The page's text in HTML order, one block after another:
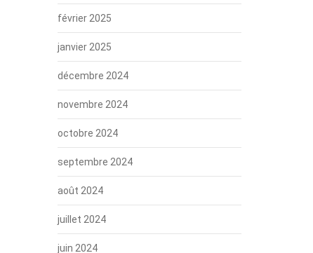
février 2025
janvier 2025
décembre 2024
novembre 2024
octobre 2024
septembre 2024
août 2024
juillet 2024
juin 2024